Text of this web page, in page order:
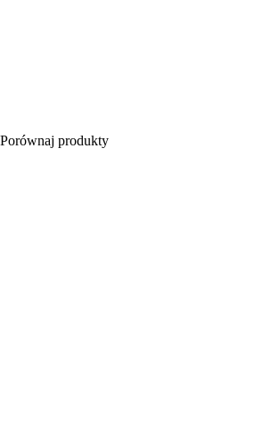
Porównaj produkty